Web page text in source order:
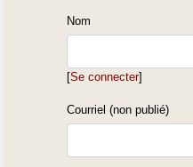
Nom
[Se connecter]
Courriel (non publié)